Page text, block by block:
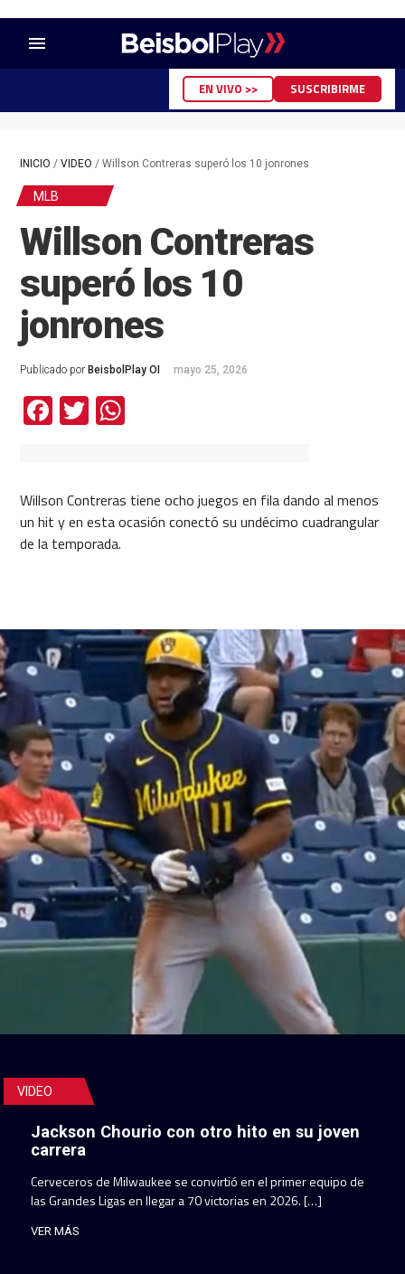
menu
EN VIVO >> SUSCRIBIRME
INICIO / VIDEO / Willson Contreras superó los 10 jonrones
MLB
Willson Contreras
superó los 10
jonrones
Publicado por BeisbolPlay OI mayo 25, 2026
Facebook
TwitterWhatsApp
Willson Contreras tiene ocho juegos en fila dando al menos
un hit y en esta ocasión conectó su undécimo cuadrangular
de la temporada.
VIDEO
Jackson Chourio con otro hito en su joven
carrera
Cerveceros de Milwaukee se convirtió en el primer equipo de
las Grandes Ligas en llegar a 70 victorias en 2026. […]
VER MÁS